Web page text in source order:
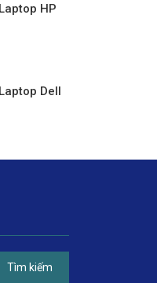
HP
Dell
Tìm kiếm